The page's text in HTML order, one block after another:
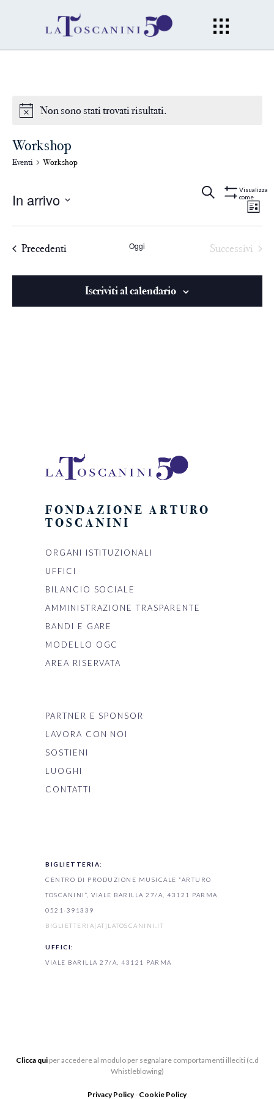
Non sono stati trovati risultati.
Workshop
Eventi Workshop
Eventi
Cerca
Mostra
Visualizza
comeLista
In arrivo
data.Precedenti Oggi Successivi
Iscriviti al calendario
FONDAZIONE ARTURO
TOSCANINI
ORGANI ISTITUZIONALI
UFFICI
BILANCIO SOCIALE
AMMINISTRAZIONE TRASPARENTE
BANDI E GARE
MODELLO OGC
AREA RISERVATA
PARTNER E SPONSOR
LAVORA CON NOI
SOSTIENI
LUOGHI
CONTATTI
BIGLIETTERIA:
CENTRO DI PRODUZIONE MUSICALE “ARTURO
TOSCANINI”, VIALE BARILLA 27/A, 43121 PARMA
0521-391339
BIGLIETTERIA[AT]LATOSCANINI.IT
UFFICI:
VIALE BARILLA 27/A, 43121 PARMA
Clicca quiper accedere al modulo per segnalare comportamenti illeciti (c.d
Whistleblowing)
Privacy Policy- Cookie Policy